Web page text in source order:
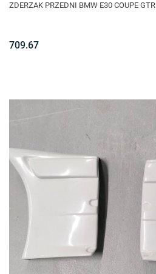
ZDERZAK PRZEDNI BMW E30 COUPE GTR
709.67